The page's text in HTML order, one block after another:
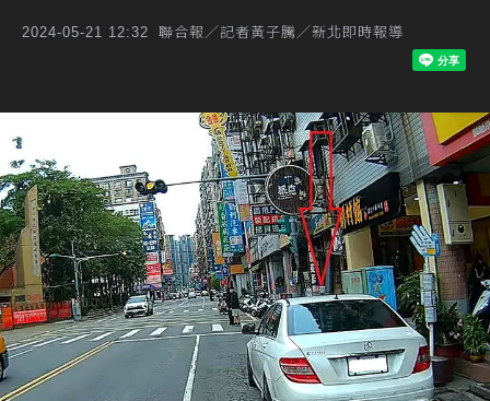
2024-05-21 12:32 聯合報／記者黃子騰／新北即時報導